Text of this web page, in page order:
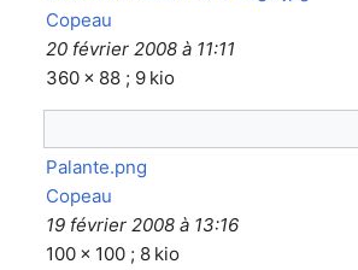
Copeau
20 février 2008 à 11:11
360 × 88 ; 9 kio
Palante.png
Copeau
19 février 2008 à 13:16
100 × 100 ; 8 kio